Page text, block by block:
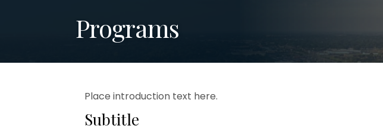
Programs
Place introduction text here.
Subtitle